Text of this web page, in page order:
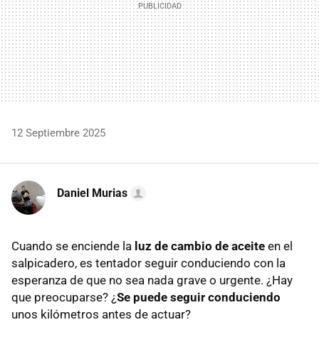
12 Septiembre 2025
Daniel Murias
Cuando se enciende la luz de cambio de aceite en el
salpicadero, es tentador seguir conduciendo con la
esperanza de que no sea nada grave o urgente. ¿Hay
que preocuparse? ¿Se puede seguir conduciendo
unos kilómetros antes de actuar?